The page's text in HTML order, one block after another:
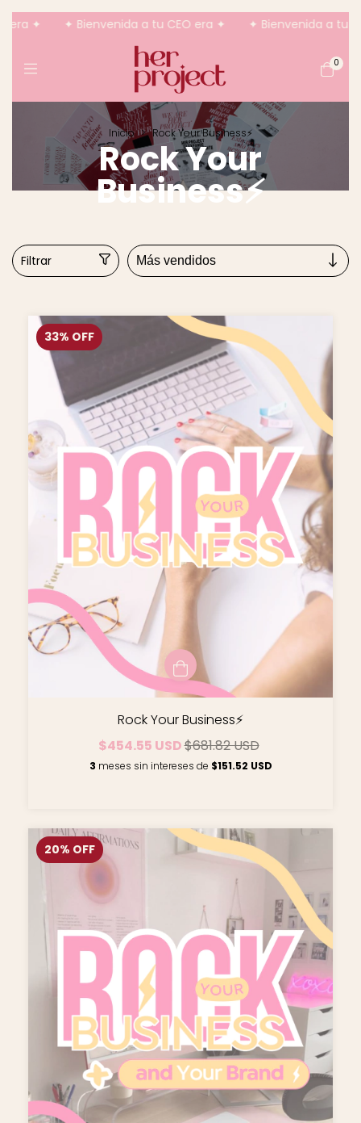
✦ ✦ Bienvenida a tu CEO era ✦ ✦ Bienvenida a tu
0
Inicio > Rock Your Business⚡️
Rock Your
Business⚡️
Filtrar
33% OFF
Rock Your Business⚡️
$454.55 USD$681.82 USD
3 meses sin intereses de $151.52 USD
20% OFF